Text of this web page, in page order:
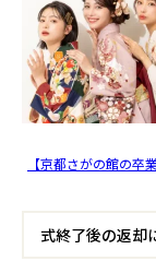
【京都さがの館の卒
式終了後の返却